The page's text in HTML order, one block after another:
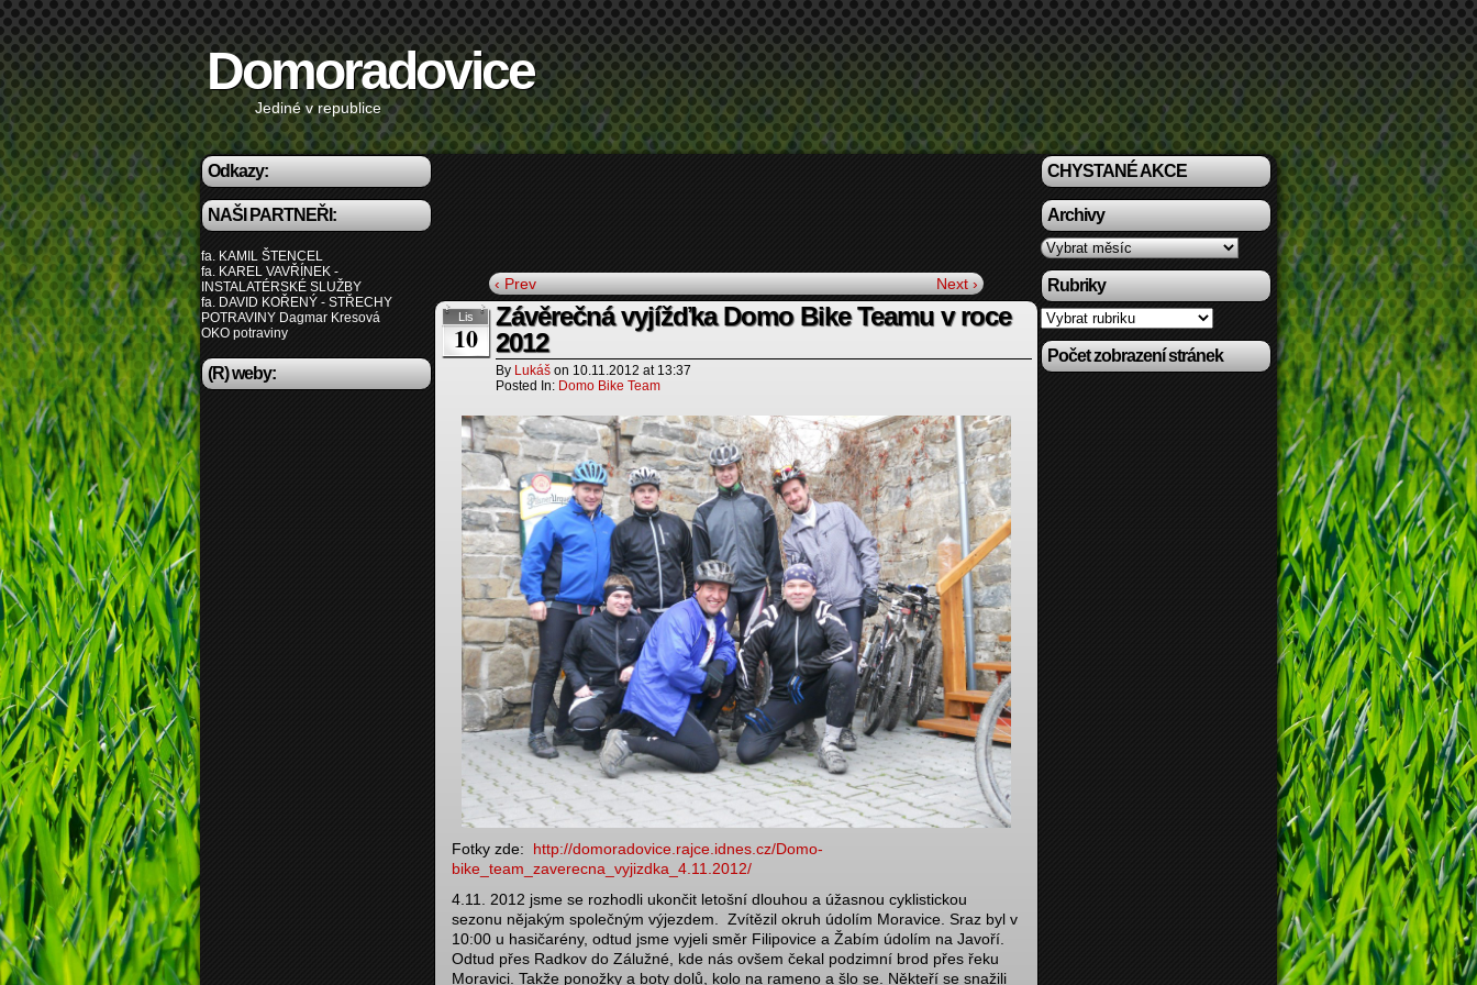
Domoradovice
Jediné v republice
Odkazy:
NAŠI PARTNEŘI:
fa. KAMIL ŠTENCEL
fa. KAREL VAVŘÍNEK -
INSTALATÉRSKÉ SLUŽBY
fa. DAVID KOŘENÝ - STŘECHY
POTRAVINY Dagmar Kresová
OKO potraviny
(R) weby:
‹ Prev Next ›
Lis
10
Závěrečná vyjížďka Domo Bike Teamu v roce
2012
By Lukáš on 10.11.2012 at 13:37
Posted In: Domo Bike Team
Fotky zde: http://domoradovice.rajce.idnes.cz/Domo-
bike_team_zaverecna_vyjizdka_4.11.2012/
4.11. 2012 jsme se rozhodli ukončit letošní dlouhou a úžasnou cyklistickou
sezonu nějakým společným výjezdem. Zvítězil okruh údolím Moravice. Sraz byl v
10:00 u hasičarény, odtud jsme vyjeli směr Filipovice a Žabím údolím na Javoří.
Odtud přes Radkov do Zálužné, kde nás ovšem čekal podzimní brod přes řeku
Moravici. Takže ponožky a boty dolů, kolo na rameno a šlo se. Někteří se snažili
CHYSTANÉ AKCE
Archivy
Archivy
Rubriky
Rubriky
Počet zobrazení stránek